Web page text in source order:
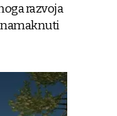
razvoja
namaknuti